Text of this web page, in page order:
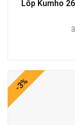
Lốp Kumho
-3%